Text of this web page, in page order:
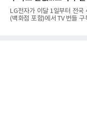
고 있다.7일 SK텔레콤에 따
연결 기준 매출 4조 3591억원
기록했다. 매출은 전년 동기
LG전자가 이달 1일부터 전국
(백화점 포함)에서 TV 번들 구